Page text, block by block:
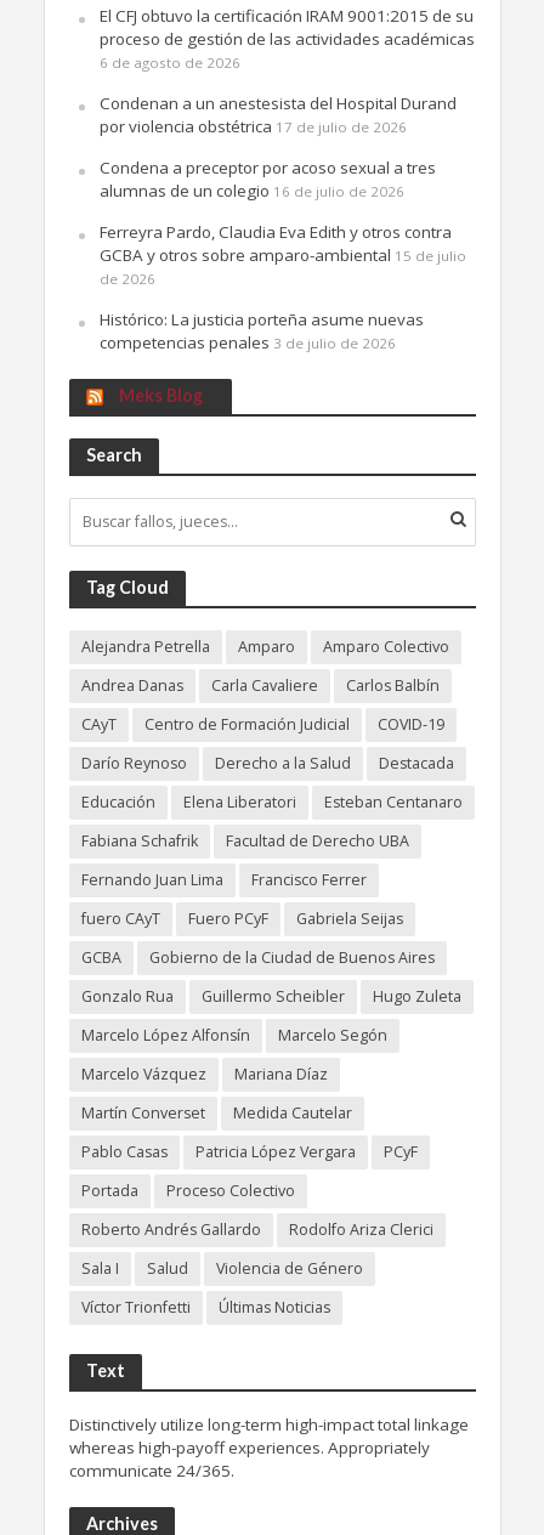
El CFJ obtuvo la certificación IRAM 9001:2015 de su
proceso de gestión de las actividades académicas
6 de agosto de 2026
Condenan a un anestesista del Hospital Durand
por violencia obstétrica 17 de julio de 2026
Condena a preceptor por acoso sexual a tres
alumnas de un colegio 16 de julio de 2026
Ferreyra Pardo, Claudia Eva Edith y otros contra
GCBA y otros sobre amparo-ambiental 15 de julio
de 2026
Histórico: La justicia porteña asume nuevas
competencias penales 3 de julio de 2026
Meks Blog
Search
Tag Cloud
Alejandra Petrella Amparo
Amparo Colectivo
Andrea Danas
Carla Cavaliere
Carlos Balbín
CAyT
Centro de Formación Judicial
COVID-19
Darío Reynoso
Derecho a la Salud
Destacada
Educación
Elena Liberatori
Esteban Centanaro
Fabiana Schafrik
Facultad de Derecho UBA
Fernando Juan Lima
Francisco Ferrer
fuero CAyT
Fuero PCyF
Gabriela Seijas
GCBA
Gobierno de la Ciudad de Buenos Aires
Gonzalo Rua
Guillermo Scheibler
Hugo Zuleta
Marcelo López Alfonsín
Marcelo Segón
Marcelo Vázquez
Mariana Díaz
Martín Converset
Medida Cautelar
Pablo Casas
Patricia López Vergara
PCyF
Portada
Proceso Colectivo
Roberto Andrés Gallardo
Rodolfo Ariza Clerici
Sala I
Salud
Violencia de Género
Víctor Trionfetti
Últimas Noticias
Text
Distinctively utilize long-term high-impact total linkage
whereas high-payoff experiences. Appropriately
communicate 24/365.
Archives